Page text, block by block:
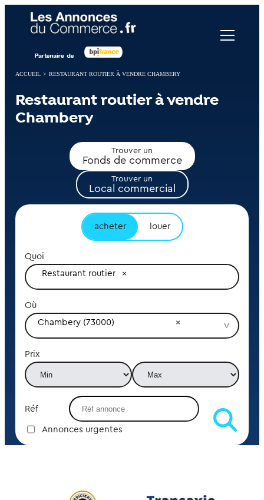
ACCUEIL > RESTAURANT ROUTIER À VENDRE CHAMBERY
Restaurant routier à vendre
Chambery
Trouver un
Fonds de commerce
Trouver un
Local commercial
acheter louer
Quoi
Restaurant routier
Où
Chambery (73000)
Prix
Réf
Annonces urgentes
Panneau de gestion des cookies